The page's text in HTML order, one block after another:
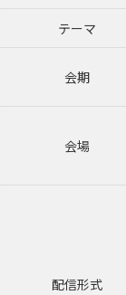
テーマ
会期
会場
配信形式